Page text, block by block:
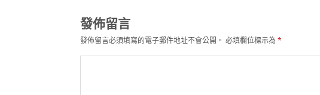
發佈留言
發佈留言必須填寫的電子郵件地址不會公開。 必填欄位標示為*